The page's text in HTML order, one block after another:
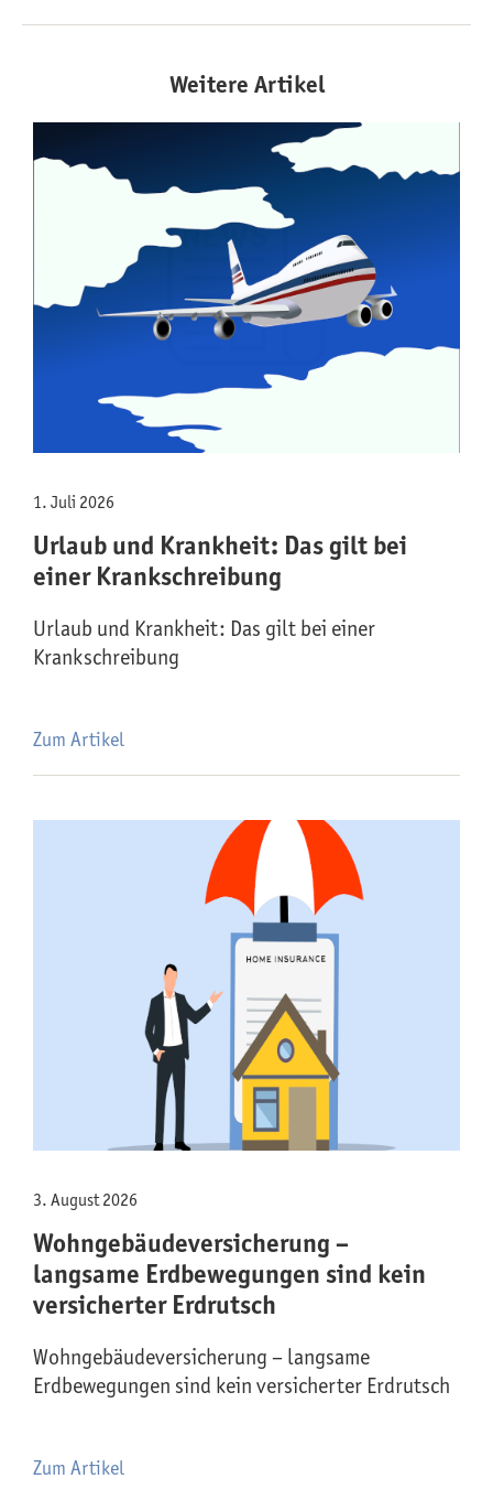
Weitere Artikel
1. Juli 2026
Urlaub und Krankheit: Das gilt bei
einer Krankschreibung
Urlaub und Krankheit: Das gilt bei einer
Krankschreibung
Zum Artikel
3. August 2026
Wohngebäude­versicherung –
langsame Erdbewegungen sind kein
versicherter Erdrutsch
Wohngebäude­versicherung – langsame
Erdbewegungen sind kein versicherter Erdrutsch
Zum Artikel